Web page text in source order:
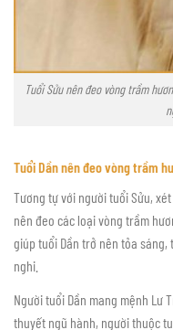
Tuổi Sửu nên đeo vòng trầm
Tuổi Dần nên đeo vòng trầm
Tương tự với người tuổi Sửu,
nên đeo các loại vòng trầm
giúp tuổi Dần trở nên tỏa
nghi.
Người tuổi Dần mang mệnh Lư
thuyết ngũ hành, người thuộc